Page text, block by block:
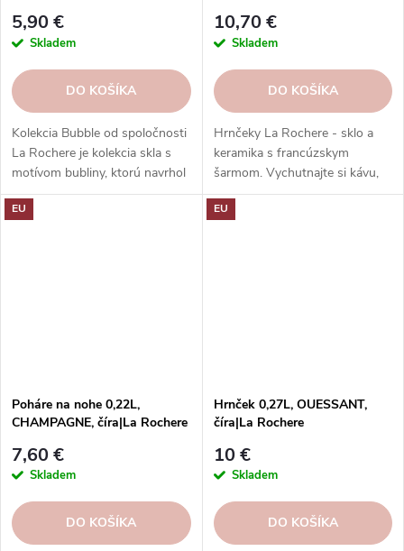
5,90 €
Skladem
DO KOŠÍKA
Kolekcia Bubble od spoločnosti
La Rochere je kolekcia skla s
motívom bubliny, ktorú navrhol
Jean François D'Or. Dodá
vášmu stolu hravosť a šarm
10,70 €
Skladem
DO KOŠÍKA
Hrnčeky La Rochere - sklo a
keramika s francúzskym
šarmom. Vychutnajte si kávu,
čaj alebo kakao v hrnčekoch z
rôznych kolekcií a s rôznymi
EU
Poháre na nohe 0,22L,
CHAMPAGNE, číra|La Rochere
7,60 €
Skladem
DO KOŠÍKA
EU
Hrnček 0,27L, OUESSANT,
číra|La Rochere
10 €
Skladem
DO KOŠÍKA